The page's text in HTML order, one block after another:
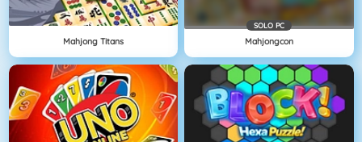
Mahjong Titans
SOLO PC
Mahjongcon